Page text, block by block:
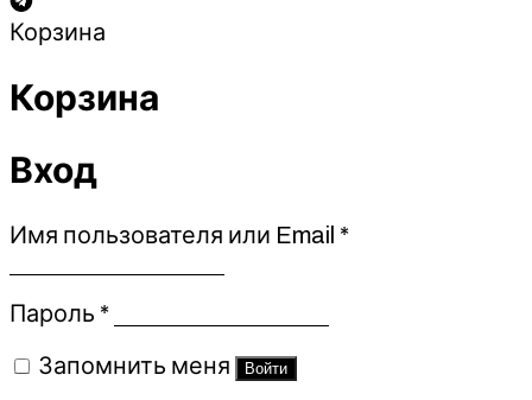
Корзина
Корзина
Вход
Имя пользователя или Email *Обязательно
Пароль *Обязательно
Запомнить меня Войти